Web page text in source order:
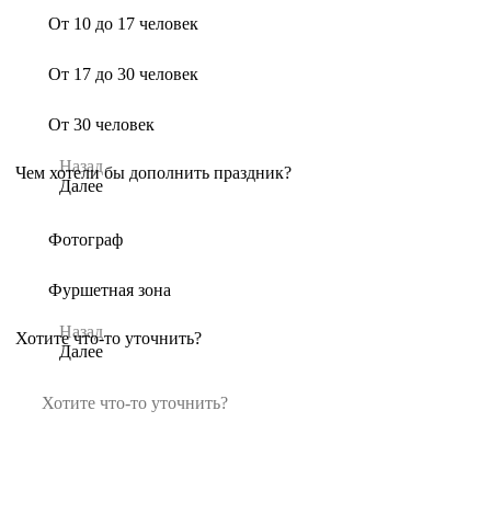
От 10 до 17 человек
От 17 до 30 человек
От 30 человек
Назад
Далее
Чем хотели бы дополнить праздник?
Фотограф
Фуршетная зона
Назад
Далее
Хотите что-то уточнить?